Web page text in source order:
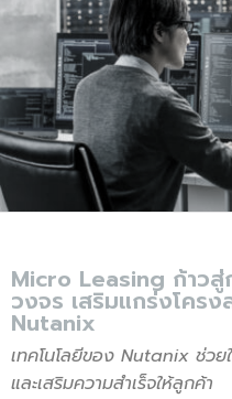
Micro Leasing ก้าวสู่
วงจร เสริมแกร่งโคร
Nutanix
เทคโนโลยีของ Nutanix ช่วย
และเสริมความสำเร็จให้ลูกค้า